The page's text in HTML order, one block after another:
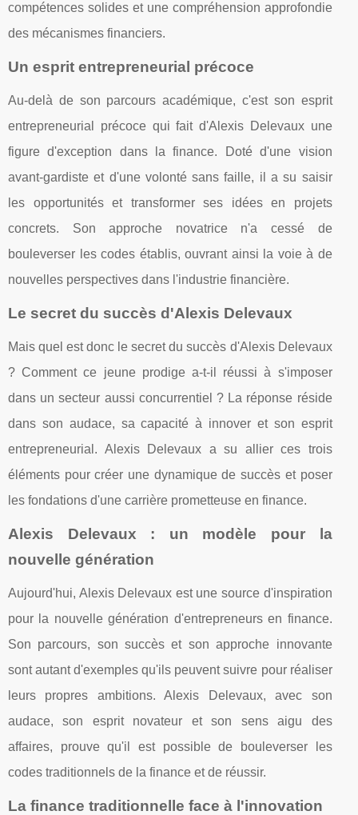
compétences solides et une compréhension approfondie
des mécanismes financiers.
Un esprit entrepreneurial précoce
Au-delà de son parcours académique, c'est son esprit
entrepreneurial précoce qui fait d'Alexis Delevaux une
figure d'exception dans la finance. Doté d'une vision
avant-gardiste et d'une volonté sans faille, il a su saisir
les opportunités et transformer ses idées en projets
concrets. Son approche novatrice n'a cessé de
bouleverser les codes établis, ouvrant ainsi la voie à de
nouvelles perspectives dans l'industrie financière.
Le secret du succès d'Alexis Delevaux
Mais quel est donc le secret du succès d'Alexis Delevaux
? Comment ce jeune prodige a-t-il réussi à s'imposer
dans un secteur aussi concurrentiel ? La réponse réside
dans son audace, sa capacité à innover et son esprit
entrepreneurial. Alexis Delevaux a su allier ces trois
éléments pour créer une dynamique de succès et poser
les fondations d'une carrière prometteuse en finance.
Alexis Delevaux : un modèle pour la
nouvelle génération
Aujourd'hui, Alexis Delevaux est une source d'inspiration
pour la nouvelle génération d'entrepreneurs en finance.
Son parcours, son succès et son approche innovante
sont autant d'exemples qu'ils peuvent suivre pour réaliser
leurs propres ambitions. Alexis Delevaux, avec son
audace, son esprit novateur et son sens aigu des
affaires, prouve qu'il est possible de bouleverser les
codes traditionnels de la finance et de réussir.
La finance traditionnelle face à l'innovation